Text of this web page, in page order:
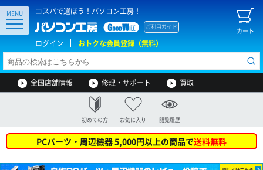
コスパで選ぼう！パソコン工房！
カート
ご利用ガイド
ログイン おトクな会員登録（無料）
MENU
全国店舗情報 修理・サポート 買取
初めての方 お気に入り 閲覧履歴
PCパーツ・周辺機器 5,000円以上の商品で送料無料